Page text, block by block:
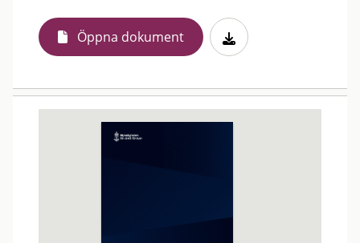
Öppna dokument